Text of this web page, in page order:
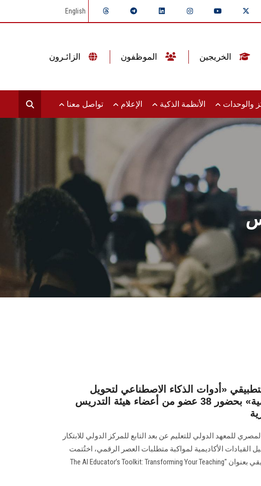
English
والوحدات الأنظمة الذكية الإعلام تواصل معنا
«أدوات الذكاء الاصطناعي لتحويل
الممارسة التعليمية» بحضور 38 عضو من أعضاء هيئة التدريس
للمعهد الدولي للتعليم عن بعد التابع للمركز الدولي للابتكار
القيادات الأكاديمية لمواكبة متطلبات العصر الرقمي، اختُتمت
فعاليات التدريب التطبيقي بعنوان "The AI Educator’s Toolkit: Transforming Your Teaching